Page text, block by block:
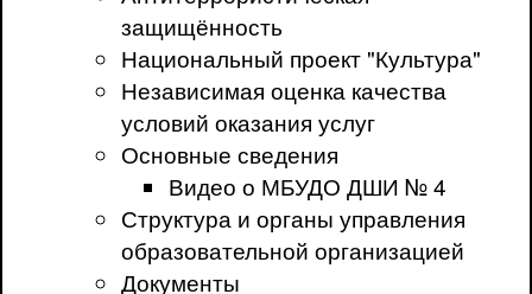
защищённость
Национальный проект "Культура"
Независимая оценка качества
условий оказания услуг
Основные сведения
Видео о МБУДО ДШИ № 4
Структура и органы управления
образовательной организацией
Документы